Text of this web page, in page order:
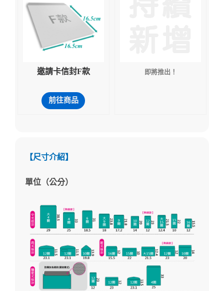
邀請卡信封F款
前往商品
即將推出！
【尺寸介紹】
單位（公分）